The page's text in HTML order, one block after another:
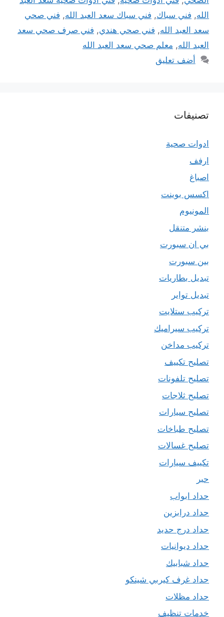
الله, فني سباك, فني سباك سعد العبد الله, فني صحي
سعد العبد الله, فني صحي هندي, فني صرف صحي سعد
العبد الله, معلم صحي سعد العبد الله
أضف تعليق
تصنيفات
ادوات صحية
ارفف
اصباغ
اكسس بوينت
المونيوم
بنشر متنقل
بي ان سبورت
بين سبورت
تبديل بطاريات
تبديل تواير
تركيب ستلايت
تركيب سيراميك
تركيب مداخن
تصليح تكييف
تصليح تلفونات
تصليح ثلاجات
تصليح سيارات
تصليح طباخات
تصليح غسالات
تكييف سيارات
حبر
حداد ابواب
حداد درابزين
حداد درج حديد
حداد ديوانيات
حداد شبابيك
حداد غرف كيربي شينكو
حداد مظلات
خدمات تنظيف